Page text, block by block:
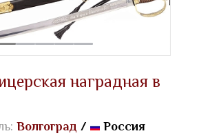
наградная в
Волгоград /
Россия